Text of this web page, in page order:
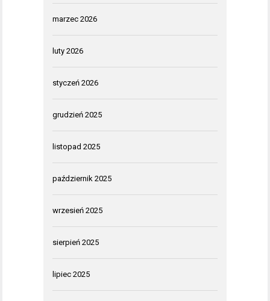
marzec 2026
luty 2026
styczeń 2026
grudzień 2025
listopad 2025
październik 2025
wrzesień 2025
sierpień 2025
lipiec 2025